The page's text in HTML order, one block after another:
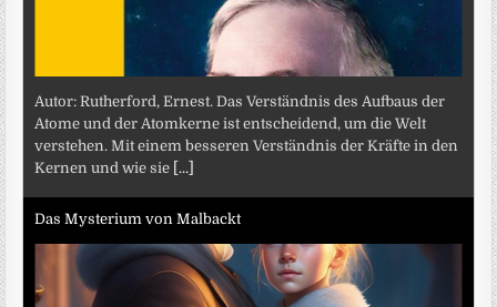
Autor: Rutherford, Ernest. Das Verständnis des Aufbaus der
Atome und der Atomkerne ist entscheidend, um die Welt
verstehen. Mit einem besseren Verständnis der Kräfte in den
Kernen und wie sie [...]
Das Mysterium von Malbackt